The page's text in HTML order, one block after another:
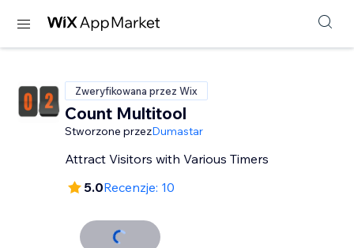
Zweryfikowana przez Wix
Count Multitool
Stworzone przezDumastar
Attract Visitors with Various Timers
5.0Recenzje: 10